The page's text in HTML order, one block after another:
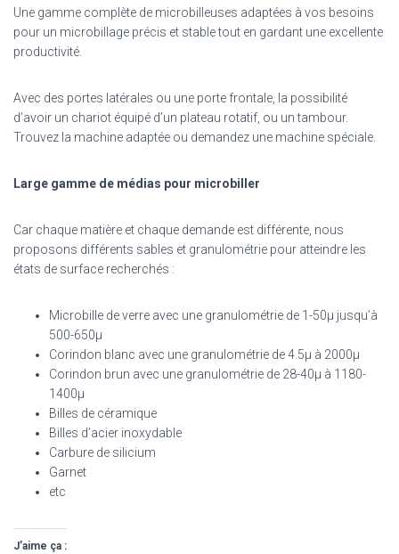
Une gamme complète de microbilleuses adaptées à vos besoins
pour un microbillage précis et stable tout en gardant une excellente
productivité.
Avec des portes latérales ou une porte frontale, la possibilité
d’avoir un chariot équipé d’un plateau rotatif, ou un tambour.
Trouvez la machine adaptée ou demandez une machine spéciale.
Large gamme de médias pour microbiller
Car chaque matière et chaque demande est différente, nous
proposons différents sables et granulométrie pour atteindre les
états de surface recherchés :
Microbille de verre avec une granulométrie de 1-50µ jusqu’à
500-650µ
Corindon blanc avec une granulométrie de 4.5µ à 2000µ
Corindon brun avec une granulométrie de 28-40µ à 1180-
1400µ
Billes de céramique
Billes d’acier inoxydable
Carbure de silicium
Garnet
etc
J’aime ça :